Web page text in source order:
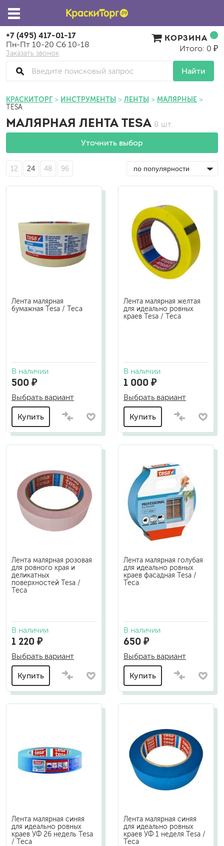
+7 (495) 417-01-17
Пн-Пт 10-20 Сб 10-18
Заказать звонок
Найти
КОРЗИНА
Итого: 0 ₽
КРАСКИТОРГ ИНСТРУМЕНТЫ ЛЕНТЫ МАЛЯРНЫЕ
TESA
МАЛЯРНАЯ ЛЕНТА TESA 8 шт.
Уточнить выбор
12 24 48 96
Лента малярная
бумажная Tesa / Теса
В наличии
500 ₽
Выбрать вариант
Купить
Лента малярная желтая
для идеально ровных
краев Tesa / Теса
В наличии
1 000 ₽
Выбрать вариант
Купить
Лента малярная розовая
для ровного края и
деликатных
поверхностей Tesa /
Теса
В наличии
1 220 ₽
Выбрать вариант
Купить
Лента малярная голубая
для идеально ровных
краев фасадная Tesa /
Теса
В наличии
650 ₽
Выбрать вариант
Купить
Лента малярная синяя
для идеально ровных
краев УФ 26 недель Tesa
/ Теса
Лента малярная синяя
для идеально ровных
краев УФ 1 неделя Tesa /
Теса